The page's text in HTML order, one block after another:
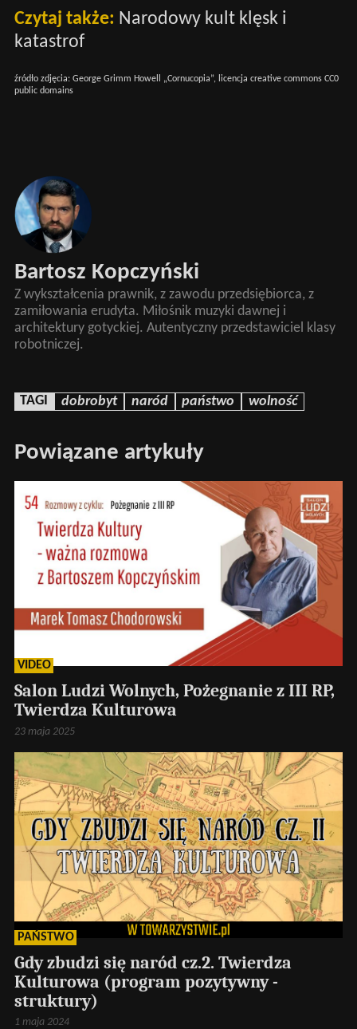
Czytaj także: Narodowy kult klęsk i
katastrof
źródło zdjęcia: George Grimm Howell „Cornucopia”, licencja creative commons CC0
public domains
Bartosz Kopczyński
Z wykształcenia prawnik, z zawodu przedsiębiorca, z
zamiłowania erudyta. Miłośnik muzyki dawnej i
architektury gotyckiej. Autentyczny przedstawiciel klasy
robotniczej.
TAGI dobrobyt naród państwo wolność
Powiązane artykuły
VIDEO
Salon Ludzi Wolnych, Pożegnanie z III RP,
Twierdza Kulturowa
23 maja 2025
PAŃSTWO
Gdy zbudzi się naród cz.2. Twierdza
Kulturowa (program pozytywny -
struktury)
1 maja 2024